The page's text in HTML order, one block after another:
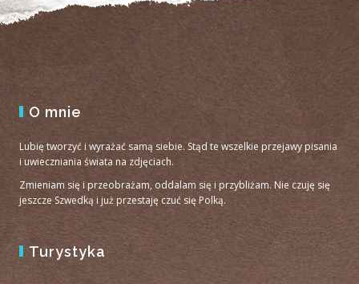
O mnie
Lubię tworzyć i wyrażać samą siebie. Stąd te wszelkie przejawy pisania
i uwieczniania świata na zdjęciach.
Zmieniam się i przeobrażam, oddalam się i przybliżam. Nie czuję się
jeszcze Szwedką i już przestaję czuć się Polką.
Turystyka